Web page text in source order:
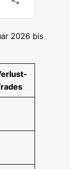
2026 bis